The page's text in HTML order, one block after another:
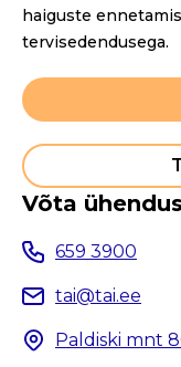
haiguste
tervisedendusega.
Võta
659 3900
tai@tai.ee
Paldiski mnt